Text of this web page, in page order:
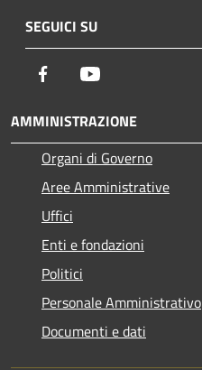
SEGUICI SU
Facebook
AMMINISTRAZIONE
Organi di Governo
Aree Amministrative
Uffici
Enti e fondazioni
Politici
Personale Amministrativo
Documenti e dati